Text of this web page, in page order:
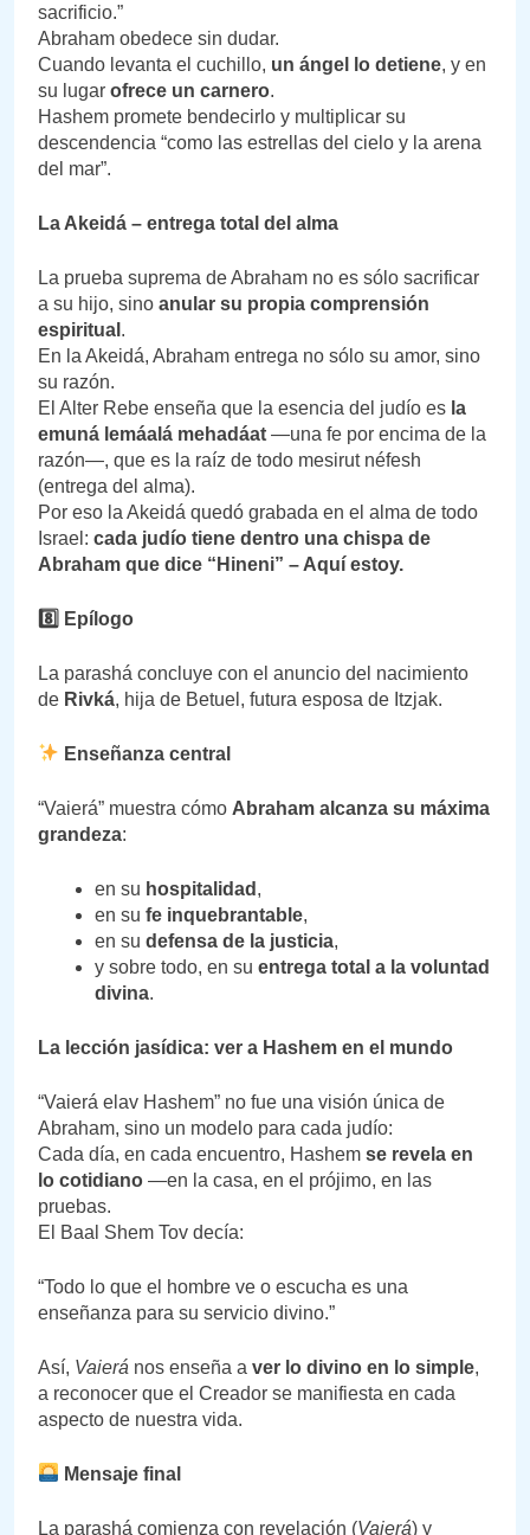
sacrificio.”
Abraham obedece sin dudar.
Cuando levanta el cuchillo, un ángel lo detiene, y en
su lugar ofrece un carnero.
Hashem promete bendecirlo y multiplicar su
descendencia “como las estrellas del cielo y la arena
del mar”.
La Akeidá – entrega total del alma
La prueba suprema de Abraham no es sólo sacrificar
a su hijo, sino anular su propia comprensión
espiritual .
En la Akeidá, Abraham entrega no sólo su amor, sino
su razón.
El Alter Rebe enseña que la esencia del judío es la
emuná lemáalá mehadáat —una fe por encima de la
razón—, que es la raíz de todo mesirut néfesh
(entrega del alma).
Por eso la Akeidá quedó grabada en el alma de todo
Israel: cada judío tiene dentro una chispa de
Abraham que dice “Hineni” – Aquí estoy.
8️ ⃣ Epílogo
La parashá concluye con el anuncio del nacimiento
de Rivká, hija de Betuel, futura esposa de Itzjak.
Enseñanza central
“Vaierá” muestra cómo Abraham alcanza su máxima
grandeza:
en su hospitalidad ,
en su fe inquebrantable,
en su defensa de la justicia,
y sobre todo, en su entrega total a la voluntad
divina.
La lección jasídica: ver a Hashem en el mundo
“Vaierá elav Hashem” no fue una visión única de
Abraham, sino un modelo para cada judío:
Cada día, en cada encuentro, Hashem se revela en
lo cotidiano —en la casa, en el prójimo, en las
pruebas.
El Baal Shem Tov decía:
“Todo lo que el hombre ve o escucha es una
enseñanza para su servicio divino.”
Así, Vaierá nos enseña a ver lo divino en lo simple,
a reconocer que el Creador se manifiesta en cada
aspecto de nuestra vida.
Mensaje final
La parashá comienza con revelación (Vaierá) y